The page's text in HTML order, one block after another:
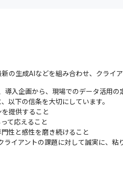
生成AIなどを組み合わせ、クライア
入企画から、現場でのデータ活用の
以下の信条を大切にしています。
提供すること
て応えること
性と感性を磨き続けること
イアントの課題に対して誠実に、